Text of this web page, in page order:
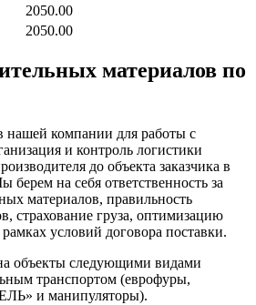
2050.00
2050.00
материалов по
компании для работы с
и контроль логистики
до объекта заказчика в
на себя ответственность за
материалов, правильность
страхование груза, оптимизацию
условий договора поставки.
объекты следующими видами
транспортом (еврофуры,
и манипуляторы).